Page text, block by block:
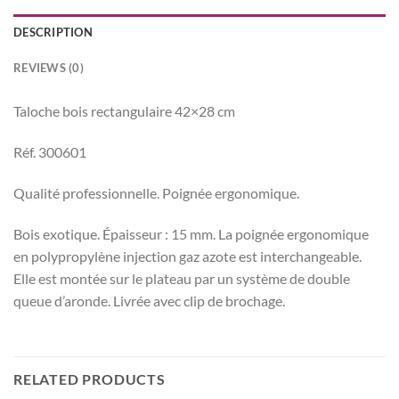
DESCRIPTION
REVIEWS (0)
Taloche bois rectangulaire 42×28 cm
Réf. 300601
Qualité professionnelle. Poignée ergonomique.
Bois exotique. Épaisseur : 15 mm. La poignée ergonomique
en polypropylène injection gaz azote est interchangeable.
Elle est montée sur le plateau par un système de double
queue d’aronde. Livrée avec clip de brochage.
RELATED PRODUCTS